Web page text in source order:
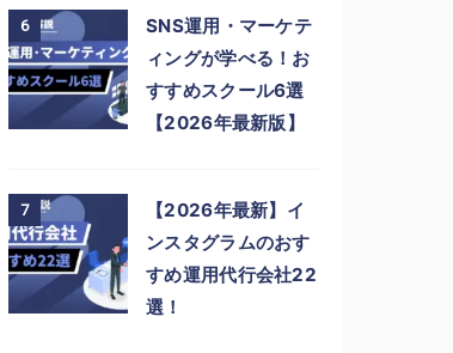
6
SNS運用・マーケテ
ィングが学べる！お
すすめスクール6選
【2026年最新版】
7
【2026年最新】イ
ンスタグラムのおす
すめ運用代行会社22
選！